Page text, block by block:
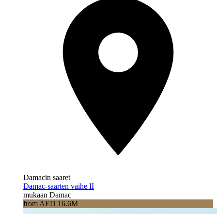
Damacin saaret
Damac-saarten vaihe II
mukaan Damac
from AED 16.6M